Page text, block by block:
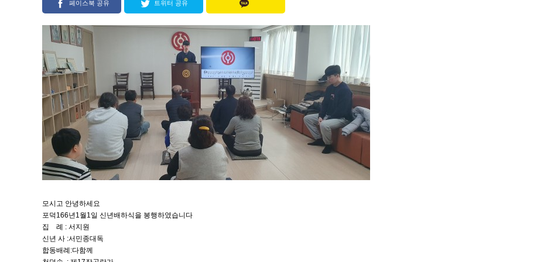
페이스북 공유 트위터 공유
모시고 안녕하세요
포덕166년1월1일 신년배하식을 봉행하였습니다
집 례 : 서지원
신년 사 :서민종대독
합동배례:다함께